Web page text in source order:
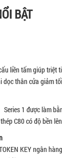
BẬT
liền tấm giúp triệt
dọc thân cửa giảm
Series 1 được làm
C80 có độ bền
KEY ngân hàng